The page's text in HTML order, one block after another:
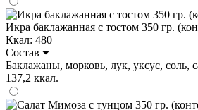
Икра баклажанная с тостом 350 гр.
Ккал: 480
Состав
Баклажаны, морковь, лук, уксус, соль,
137,2 ккал.